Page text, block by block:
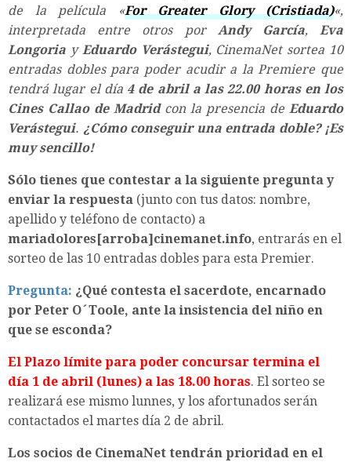
de la película «For Greater Glory (Cristiada)«,
interpretada entre otros por Andy García,Eva
Longoria y Eduardo Verástegui, CinemaNet sortea 10
entradas dobles para poder acudir a la Premiere que
tendrá lugar el día 4 de abril a las 22.00 horas en los
Cines Callao de Madridcon la presencia deEduardo
Verástegui. ¿Cómo conseguir una entrada doble? ¡Es
muy sencillo!
Sólo tienes que contestar a la siguiente pregunta y
enviar la respuesta (junto con tus datos: nombre,
apellido y teléfono de contacto) a
mariadolores[arroba]cinemanet.info, entrarás en el
sorteo de las 10 entradas dobles para esta Premier.
Pregunta: ¿Qué contesta el sacerdote, encarnado
por Peter O´Toole, ante la insistencia del niño en
que se esconda?
El Plazo límite para poder concursar termina el
día 1 de abril (lunes) a las 18.00 horas. El sorteo se
realizará ese mismo lunnes, y los afortunados serán
contactados el martes día 2 de abril.
Los socios de CinemaNet tendrán prioridad en el